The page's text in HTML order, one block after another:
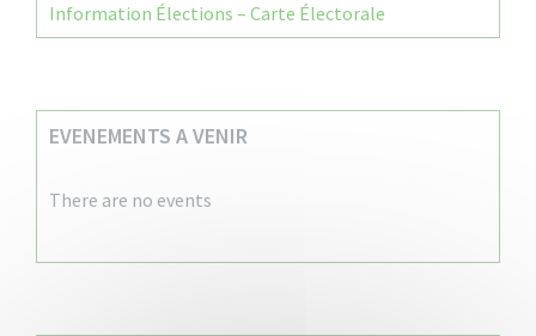
Information Élections – Carte Électorale
EVENEMENTS A VENIR
There are no events